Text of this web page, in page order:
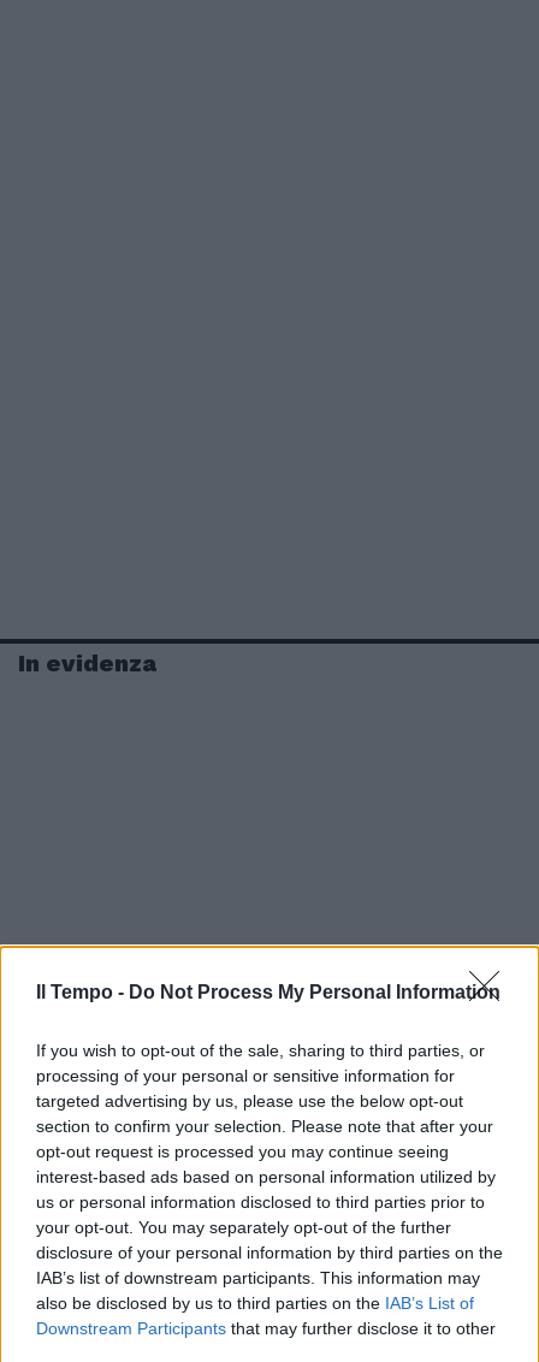
Il Tempo - Do Not Process My Personal Information
If you wish to opt-out of the sale, sharing to third parties, or
processing of your personal or sensitive information for
targeted advertising by us, please use the below opt-out
section to confirm your selection. Please note that after your
opt-out request is processed you may continue seeing
interest-based ads based on personal information utilized by
us or personal information disclosed to third parties prior to
your opt-out. You may separately opt-out of the further
disclosure of your personal information by third parties on the
IAB’s list of downstream participants. This information may
also be disclosed by us to third parties on the IAB’s List of
Downstream Participants that may further disclose it to other
In evidenza